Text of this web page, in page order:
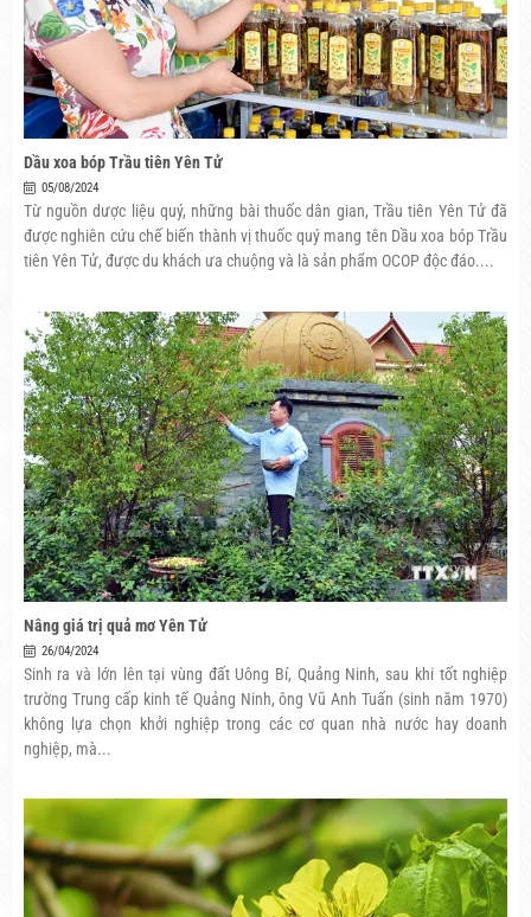
Dầu xoa bóp Trầu tiên Yên Tử
05/08/2024
Từ nguồn dược liệu quý, những bài thuốc dân gian, Trầu tiên Yên Tử đã
được nghiên cứu chế biến thành vị thuốc quý mang tên Dầu xoa bóp Trầu
tiên Yên Tử, được du khách ưa chuộng và là sản phẩm OCOP độc đáo....
Nâng giá trị quả mơ Yên Tử
26/04/2024
Sinh ra và lớn lên tại vùng đất Uông Bí, Quảng Ninh, sau khi tốt nghiệp
trường Trung cấp kinh tế Quảng Ninh, ông Vũ Anh Tuấn (sinh năm 1970)
không lựa chọn khởi nghiệp trong các cơ quan nhà nước hay doanh
nghiệp, mà...